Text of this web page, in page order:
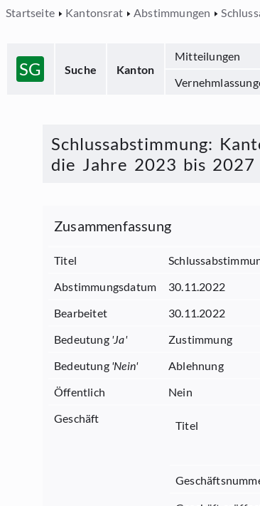
Startseite Kantonsrat Abstimmungen
SG Suche Kanton
Mitteilungen
Schlussabstimmung:
die Jahre 2023 bis 2027
Zusammenfassung
Titel
Abstimmungsdatum
30.11.2022
Bearbeitet
30.11.2022
Bedeutung 'Ja'
Zustimmung
Bedeutung 'Nein'
Ablehnung
Öffentlich
Nein
Geschäft
Titel